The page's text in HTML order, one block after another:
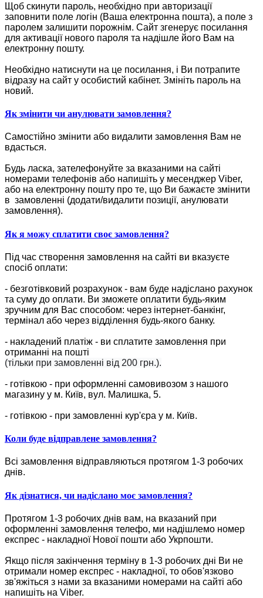
Щоб скинути пароль, необхідно при авторизації
заповнити поле логін (Ваша електронна пошта), а поле з
паролем залишити порожнім. Сайт згенерує посилання
для активації нового пароля та надішле його Вам на
електронну пошту.
Необхідно натиснути на це посилання, і Ви потрапите
відразу на сайт у особистий кабінет. Змініть пароль на
новий.
Як змінити чи анулювати замовлення?
Самостійно змінити або видалити замовлення Вам не
вдасться.
Будь ласка, зателефонуйте за вказаними на сайті
номерами телефонів або напишіть у месенджер Viber,
або на електронну пошту про те, що Ви бажаєте змінити
в замовленні (додати/видалити позиції, анулювати
замовлення).
Як я можу сплатити своє замовлення?
Під час створення замовлення на сайті ви вказуєте
спосіб оплати:
- безготівковий розрахунок - вам буде надіслано рахунок
та суму до оплати. Ви зможете оплатити будь-яким
зручним для Вас способом: через інтернет-банкінг,
термінал або через відділення будь-якого банку.
- накладений платіж - ви сплатите замовлення при
отриманні на пошті
(тільки при замовленні від 200 грн.).
- готівкою - при оформленні самовивозом з нашого
магазину у м. Київ, вул. Малишка, 5.
- готівкою - при замовленні кур'єра у м. Київ.
Коли буде відправлене замовлення?
Всі замовлення відправляються протягом 1-3 робочих
днів.
Як дізнатися, чи надіслано моє замовлення?
Протягом 1-3 робочих днів вам, на вказаний при
оформленні замовлення телефо, ми надішлемо номер
експрес - накладної Нової пошти або Укрпошти.
Якщо після закінчення терміну в 1-3 робочих дні Ви не
отримали номер експрес - накладної, то обов'язково
зв'яжіться з нами за вказаними номерами на сайті або
напишіть на Viber.